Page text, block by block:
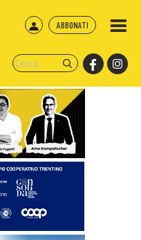
ABBONATI